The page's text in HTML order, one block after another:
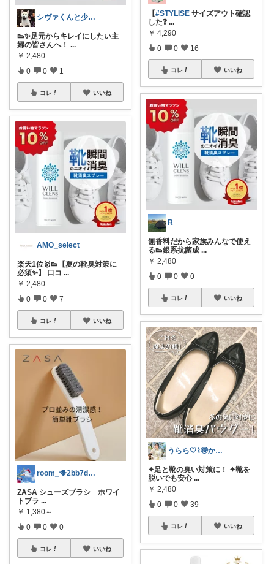
シヴァくんと少佐のROOM
👟✨足元からキレイにしたい主
婦の皆さんへ！ ...
￥ 2,480
0 0 1
コレ いいね
AMO_select
楽天1位🥇👟【夏の靴臭対策に
必須✨】 口コ ...
￥ 2,480
0 0 7
コレ いいね
room_🪻2bb7d8bc05
ZASA シューズブラシ ホワイ
トブラ ...
￥ 1,380～
0 0 0
コレ いいね
【#STYLISE サイズアウト確認
した❓ ...
￥ 4,290
0 0 16
コレ いいね
R
無香料だから家族みんなで使え
る👟銀系抗菌成 ...
￥ 2,480
0 0 0
コレ いいね
うらら🤍⌇🉐かわいい暮らし
✦足と靴の臭い対策に！ ✦靴を
脱いでも安心 ...
￥ 2,480
0 0 39
コレ いいね